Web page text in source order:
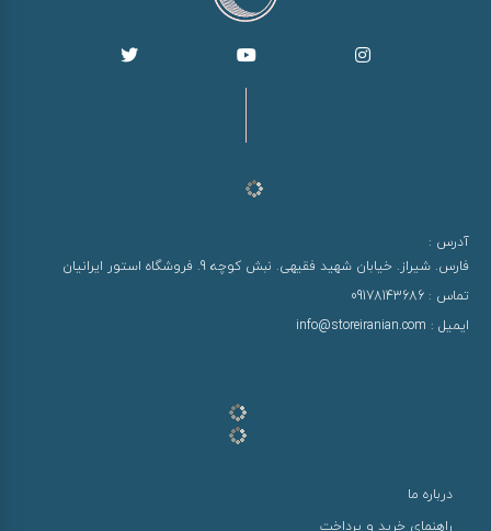
آدرس :
فارس. شیراز. خیابان شهید فقیهی. نبش کوچه 9. فروشگاه استور ایرانیان
تماس : 09178143686
ایمیل : info@storeiranian.com
درباره ما
راهنمای خرید و پرداخت